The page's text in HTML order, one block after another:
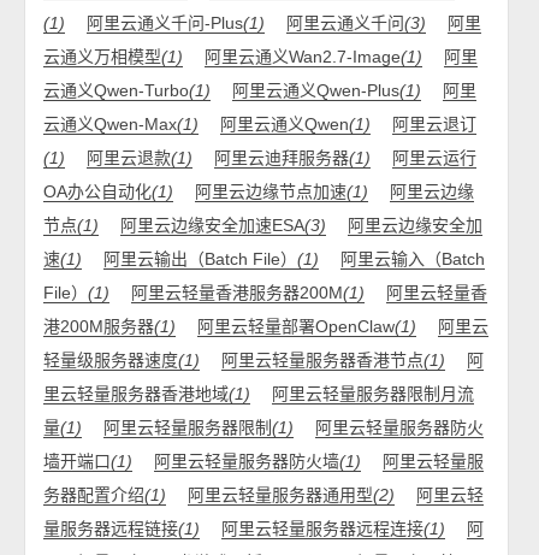
(1)
阿里云通义千问-Plus(1) 阿里云通义千问(3)
阿里
云通义万相模型(1) 阿里云通义Wan2.7-Image(1)
阿里
云通义Qwen-Turbo(1) 阿里云通义Qwen-Plus(1)
阿里
云通义Qwen-Max(1) 阿里云通义Qwen(1)
阿里云退订
(1)
阿里云退款(1) 阿里云迪拜服务器(1)
阿里云运行
OA办公自动化(1) 阿里云边缘节点加速(1)
阿里云边缘
节点(1) 阿里云边缘安全加速ESA(3)
阿里云边缘安全加
速(1) 阿里云输出（Batch File）(1)
阿里云输入（Batch
File）(1) 阿里云轻量香港服务器200M(1)
阿里云轻量香
港200M服务器(1) 阿里云轻量部署OpenClaw(1)
阿里云
轻量级服务器速度(1) 阿里云轻量服务器香港节点(1)
阿
里云轻量服务器香港地域(1)
阿里云轻量服务器限制月流
量(1) 阿里云轻量服务器限制(1)
阿里云轻量服务器防火
墙开端口(1) 阿里云轻量服务器防火墙(1)
阿里云轻量服
务器配置介绍(1) 阿里云轻量服务器通用型(2)
阿里云轻
量服务器远程链接(1) 阿里云轻量服务器远程连接(1)
阿